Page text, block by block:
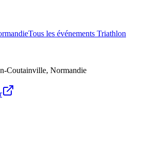
Tous les événements Triathlon
Coutainville, Normandie